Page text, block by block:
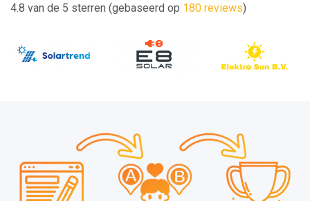
4.8 van de 5 sterren (gebaseerd op 180 reviews)